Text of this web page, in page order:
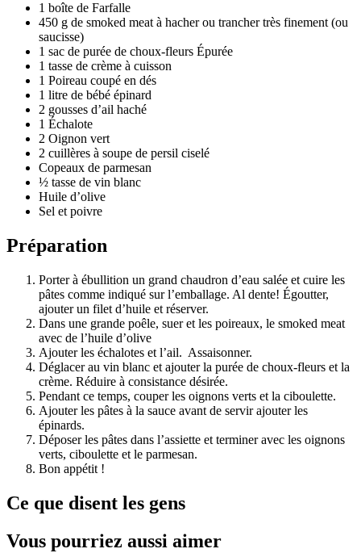
1 boîte de Farfalle
450 g de smoked meat à hacher ou trancher très finement (ou
saucisse)
1 sac de purée de choux-fleurs Épurée
1 tasse de crème à cuisson
1 Poireau coupé en dés
1 litre de bébé épinard
2 gousses d’ail haché
1 Échalote
2 Oignon vert
2 cuillères à soupe de persil ciselé
Copeaux de parmesan
½ tasse de vin blanc
Huile d’olive
Sel et poivre
Préparation
Porter à ébullition un grand chaudron d’eau salée et cuire les
pâtes comme indiqué sur l’emballage. Al dente! Égoutter,
ajouter un filet d’huile et réserver.
Dans une grande poêle, suer et les poireaux, le smoked meat
avec de l’huile d’olive
Ajouter les échalotes et l’ail. Assaisonner.
Déglacer au vin blanc et ajouter la purée de choux-fleurs et la
crème. Réduire à consistance désirée.
Pendant ce temps, couper les oignons verts et la ciboulette.
Ajouter les pâtes à la sauce avant de servir ajouter les
épinards.
Déposer les pâtes dans l’assiette et terminer avec les oignons
verts, ciboulette et le parmesan.
Bon appétit !
Ce que disent les gens
Vous pourriez aussi aimer